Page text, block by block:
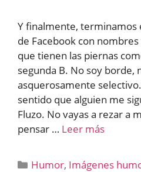
Y finalmente, terminamos
de Facebook con
que tienen las piernas
segunda B. No soy borde,
asquerosamente
sentido que alguien me
Fluzo. No vayas a rezar a
pensar … Leer más
Categorías
Humor, Imágenes